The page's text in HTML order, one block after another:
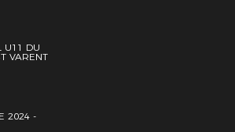
U11 DU
VARENT
2024 -